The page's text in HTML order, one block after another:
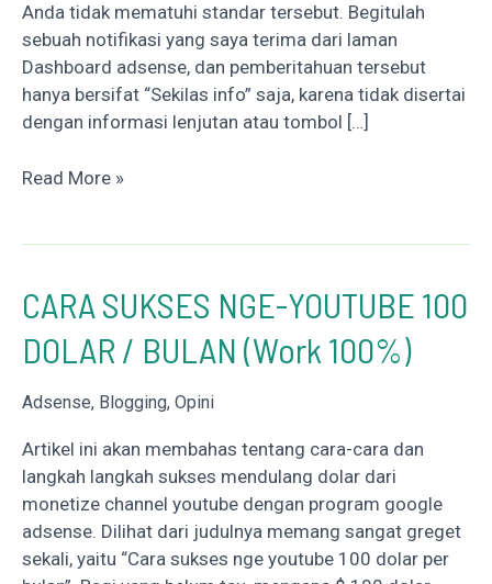
Anda tidak mematuhi standar tersebut. Begitulah
sebuah notifikasi yang saya terima dari laman
Dashboard adsense, dan pemberitahuan tersebut
hanya bersifat “Sekilas info” saja, karena tidak disertai
dengan informasi lenjutan atau tombol […]
Apa
Global
Google
Chrome
?
?
Read More »
CARA SUKSES NGE-YOUTUBE 100
DOLAR / BULAN (Work 100%)
Adsense, Blogging, Opini
Artikel ini akan membahas tentang cara-cara dan
langkah langkah sukses mendulang dolar dari
monetize channel youtube dengan program google
adsense. Dilihat dari judulnya memang sangat greget
sekali, yaitu “Cara sukses nge youtube 100 dolar per